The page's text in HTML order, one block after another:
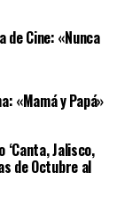
de Cine: «Nunca
«Mamá y Papá»
Jalisco,
de Octubre al